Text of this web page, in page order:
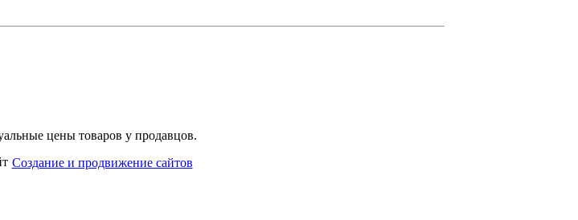
цены товаров у продавцов.
Создание и продвижение сайтов